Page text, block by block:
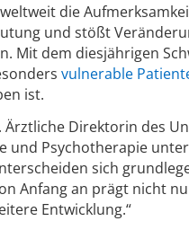
die
und stößt
Mit dem diesjährigen
vulnerable
ist.
Ärztliche Direktorin des
und Psychotherapie
sich
Anfang an prägt nicht
Entwicklung.“